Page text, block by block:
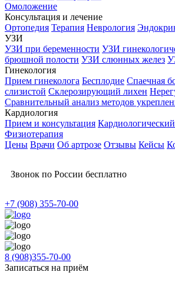
Омоложение
Консультация и лечение
Ортопедия Терапия Неврология
УЗИ
УЗИ при беременности УЗИ
брюшной полости УЗИ слюнных желез
Гинекология
Прием гинеколога Бесплодие Спаечная
слизистой Склерозирующий лихен
Сравнительный анализ методов
Кардиология
Прием и консультация
Физиотерапия
Цены Врачи Об артрозе Отзывы Кейсы
Звонок по России бесплатно
+7 (908) 355-70-00
8 (908)355-70-00
Записаться на приём